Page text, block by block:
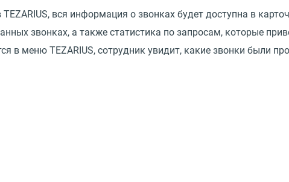
вся информация о звонках будет доступна в
звонках, а также статистика по запросам, которые
в меню TEZARIUS, сотрудник увидит, какие звонки были